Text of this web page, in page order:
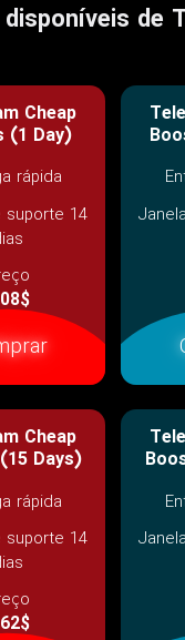
de
Cheap
(1 Day)
rápida
suporte 14
Cheap
Days)
rápida
suporte 14